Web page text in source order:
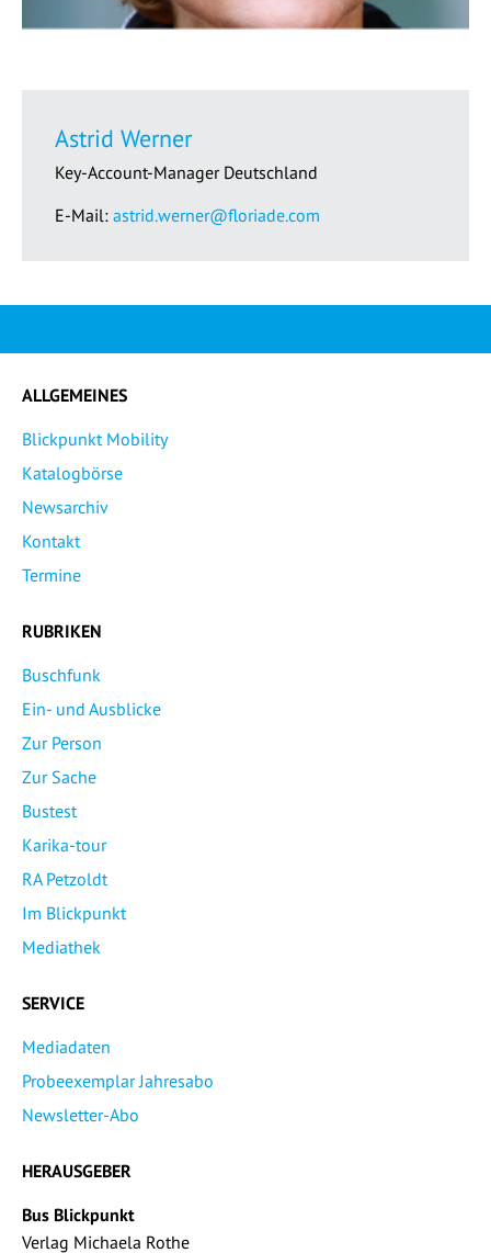
Astrid Werner
Key-Account-Manager Deutschland
E-Mail: astrid.werner@floriade.com
ALLGEMEINES
Blickpunkt Mobility
Katalogbörse
Newsarchiv
Kontakt
Termine
RUBRIKEN
Buschfunk
Ein- und Ausblicke
Zur Person
Zur Sache
Bustest
Karika-tour
RA Petzoldt
Im Blickpunkt
Mediathek
SERVICE
Mediadaten
Probeexemplar Jahresabo
Newsletter-Abo
HERAUSGEBER
Bus Blickpunkt
Verlag Michaela Rothe